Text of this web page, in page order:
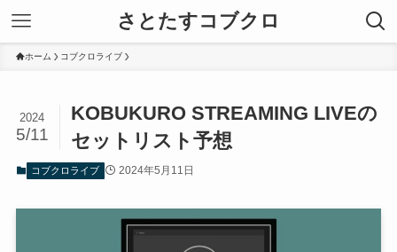
さとたすコブクロ
ホーム コブクロライブ
KOBUKURO STREAMING LIVEの
セットリスト予想
2024
5/11
コブクロライブ 2024年5月11日